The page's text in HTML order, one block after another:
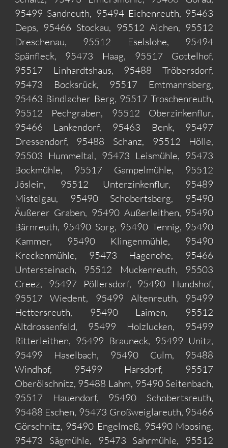
95499 Sandreuth, 95494 Eichenreuth, 95463
Deps, 95466 Stockau, 95512 Aichen, 95512
Dreschenau, 95512 Eselslohe, 95494
Spänfleck, 95473 Haag, 95517 Gottelhof,
95517 Linhardtshaus, 95488 Tröbersdorf,
95473 Bocksrück, 95517 Emtmannsberg,
95463 Bindlacher Berg, 95517 Troschenreuth,
95512 Pechgraben, 95512 Oberzinkenflur,
95466 Lankendorf, 95463 Benk, 95497
Dressendorf, 95488 Schanz, 95512 Hölle,
95503 Hummeltal, 95473 Leismühle, 95473
Bockmühle, 95517 Gampelmühle, 95512
Jöslein, 95512 Unterzinkenflur, 95489
Mistelgau, 95490 Schobertsberg, 95490
Äußerer Graben, 95490 Außerleithen, 95490
Bärnreuth, 95490 Sorg, 95490 Tennig, 95490
Kammer, 95490 Klingenmühle, 95490
Kreckenmühle, 95473 Hagenohe, 95466
Untersteinach, 95512 Muckenreuth, 95503
Creez, 95497 Pöllersdorf, 95490 Hundshof,
95517 Wiedent, 95499 Altenreuth, 95499
Hettersreuth, 95490 Laimen, 95512
Altdrossenfeld, 95499 Holzlucken, 95499
Ritterleithen, 95499 Brauneck, 95499 Unitz,
95499 Haselbach, 95490 Culm, 95488
Windhof, 95499 Harsdorf, 95517
Oberölschnitz, 95488 Lahm, 95490 Seitenbach,
95517 Hauendorf, 95490 Schobertsreuth,
95488 Eschen, 95473 Großweiglareuth, 95466
Görschnitz, 95490 Engelmeß, 95490 Moosing,
95473 Sägmühle, 95473 Sahrmühle, 95512